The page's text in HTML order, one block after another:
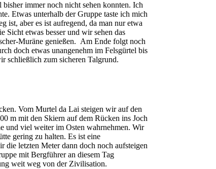
immer noch nicht sehen konnten. Ich
Etwas unterhalb der Gruppe taste ich mich
ist, aber es ist aufregend, da man nur etwa
Sicht etwas besser und wir sehen das
Muräne genießen. Am Ende folgt noch
doch etwas unangenehm im Felsgürtel bis
schließlich zum sicheren Talgrund.
Vom Murtel da Lai steigen wir auf den
m mit den Skiern auf dem Rücken ins Joch
und viel weiter im Osten wahrnehmen. Wir
gering zu halten. Es ist eine
die letzten Meter dann doch noch aufsteigen
mit Bergführer an diesem Tag
weit weg von der Zivilisation.